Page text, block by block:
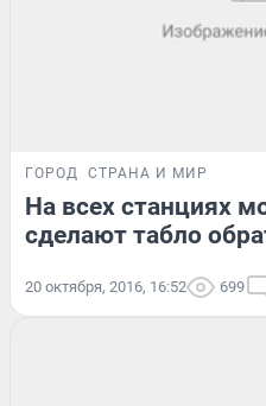
ГОРОД СТРАНА И МИР
На всех станциях
сделают табло
20 октября, 2016, 16:52 699